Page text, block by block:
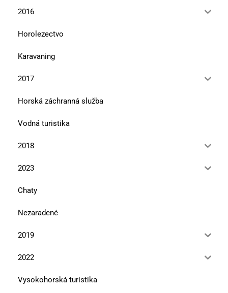
2016
Horolezectvo
Karavaning
2017
Horská záchranná služba
Vodná turistika
2018
2023
Chaty
Nezaradené
2019
2022
Vysokohorská turistika